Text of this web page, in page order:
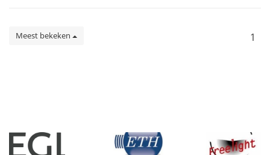
Meest bekeken 1